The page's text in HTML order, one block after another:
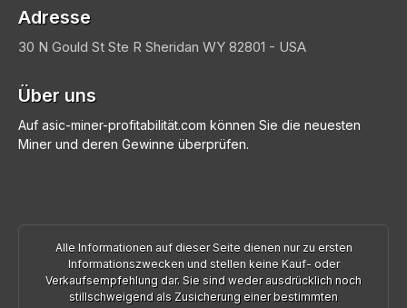
Adresse
30 N Gould St Ste R Sheridan WY 82801 - USA
Über uns
Auf asic-miner-profitabilität.com können Sie die neuesten
Miner und deren Gewinne überprüfen.
Alle Informationen auf dieser Seite dienen nur zu ersten
Informationszwecken und stellen keine Kauf- oder
Verkaufsempfehlung dar. Sie sind weder ausdrücklich noch
stillschweigend als Zusicherung einer bestimmten